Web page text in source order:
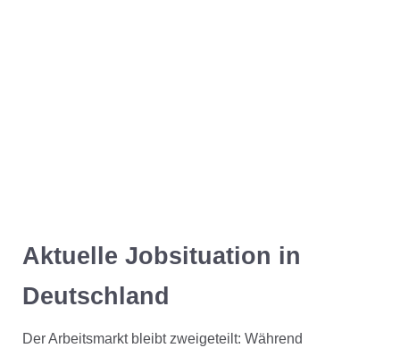
Aktuelle Jobsituation in
Deutschland
Der Arbeitsmarkt bleibt zweigeteilt: Während